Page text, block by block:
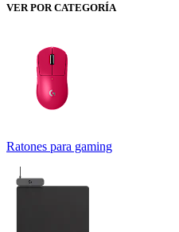
VER POR CATEGORÍA
Ratones para gaming